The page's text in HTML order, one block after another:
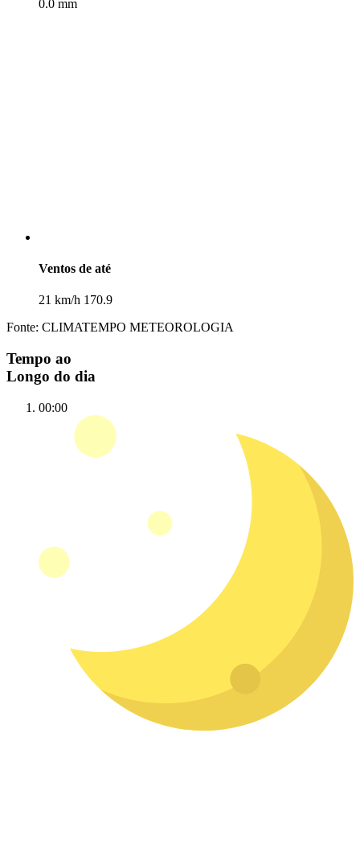
0.0 mm
Ventos de até
21 km/h 170.9
Fonte: CLIMATEMPO METEOROLOGIA
Tempo ao
Longo do dia
00:00